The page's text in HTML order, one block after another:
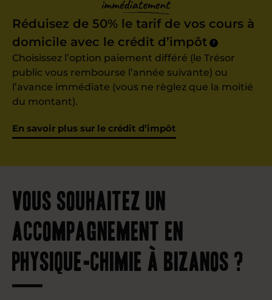
Réduisez de 50% le tarif de vos cours à
domicile avec le crédit d’impôt
?
Choisissez l’option paiement différé (le Trésor
public vous rembourse l’année suivante) ou
l’avance immédiate (vous ne règlez que la moitié
du montant).
En savoir plus sur le crédit d’impôt
Vous souhaitez un
accompagnement en
physique-chimie à Bizanos ?